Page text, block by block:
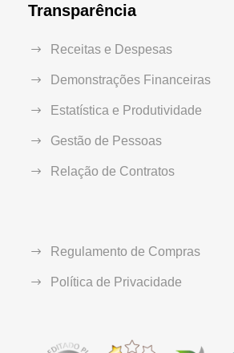
Transparência
Receitas e Despesas
Demonstrações Financeiras
Estatística e Produtividade
Gestão de Pessoas
Relação de Contratos
Regulamento de Compras
Política de Privacidade